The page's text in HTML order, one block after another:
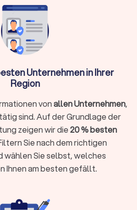
Kurzfristige Anfragen ab 48
größere Events brauchen 6-12
Filtern Sie nach Küche und Anlass,
zu vier Angebote kostenlos
Varianten können Sie
Optionen in Vogelsang ist groß.
über zentrale Varianten.
Möglichkeiten der
Unternehmen in Ihrer
Region
vonallen Unternehmen,
sind. Auf der Grundlage der
zeigen wir die20 % besten
Sie nach dem richtigen
wählen Sie selbst, welches
Ihnen am besten gefällt.